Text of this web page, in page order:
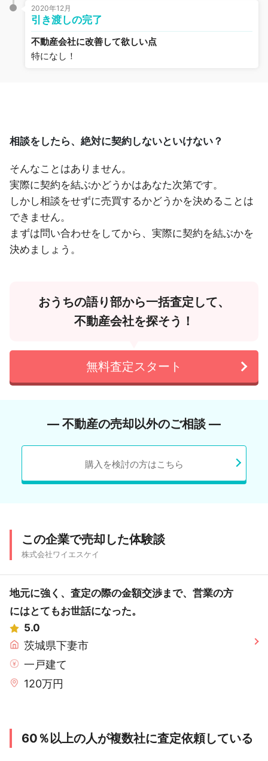
2020年12月
引き渡しの完了
不動産会社に改善して欲しい点
特になし！
相談をしたら、絶対に契約しないといけない？
そんなことはありません。
実際に契約を結ぶかどうかはあなた次第です。
しかし相談をせずに売買するかどうかを決めることは
できません。
まずは問い合わせをしてから、実際に契約を結ぶかを
決めましょう。
おうちの語り部から一括査定して、
不動産会社を探そう！
無料査定スタート
― 不動産の売却以外のご相談 ―
購入を検討の方はこちら
この企業で売却した体験談
株式会社ワイエスケイ
地元に強く、査定の際の金額交渉まで、営業の方
にはとてもお世話になった。
5.0
茨城県下妻市
一戸建て
120万円
60％以上の人が複数社に査定依頼している